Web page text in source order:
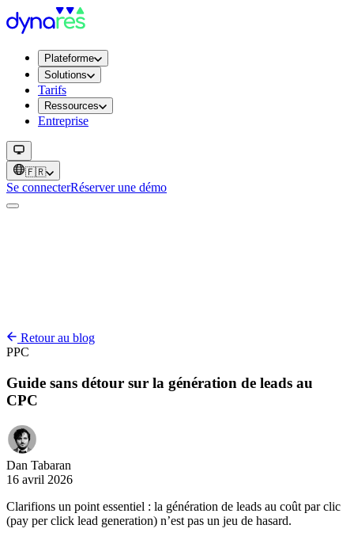
Plateforme
Solutions
Tarifs
Ressources
Entreprise
🇫🇷
Se connecterRéserver une démo
Retour au blog
PPC
Guide sans détour sur la génération de leads au
CPC
Dan Tabaran
16 avril 2026
Clarifions un point essentiel : la génération de leads au coût par clic
(pay per click lead generation) n’est pas un jeu de hasard.